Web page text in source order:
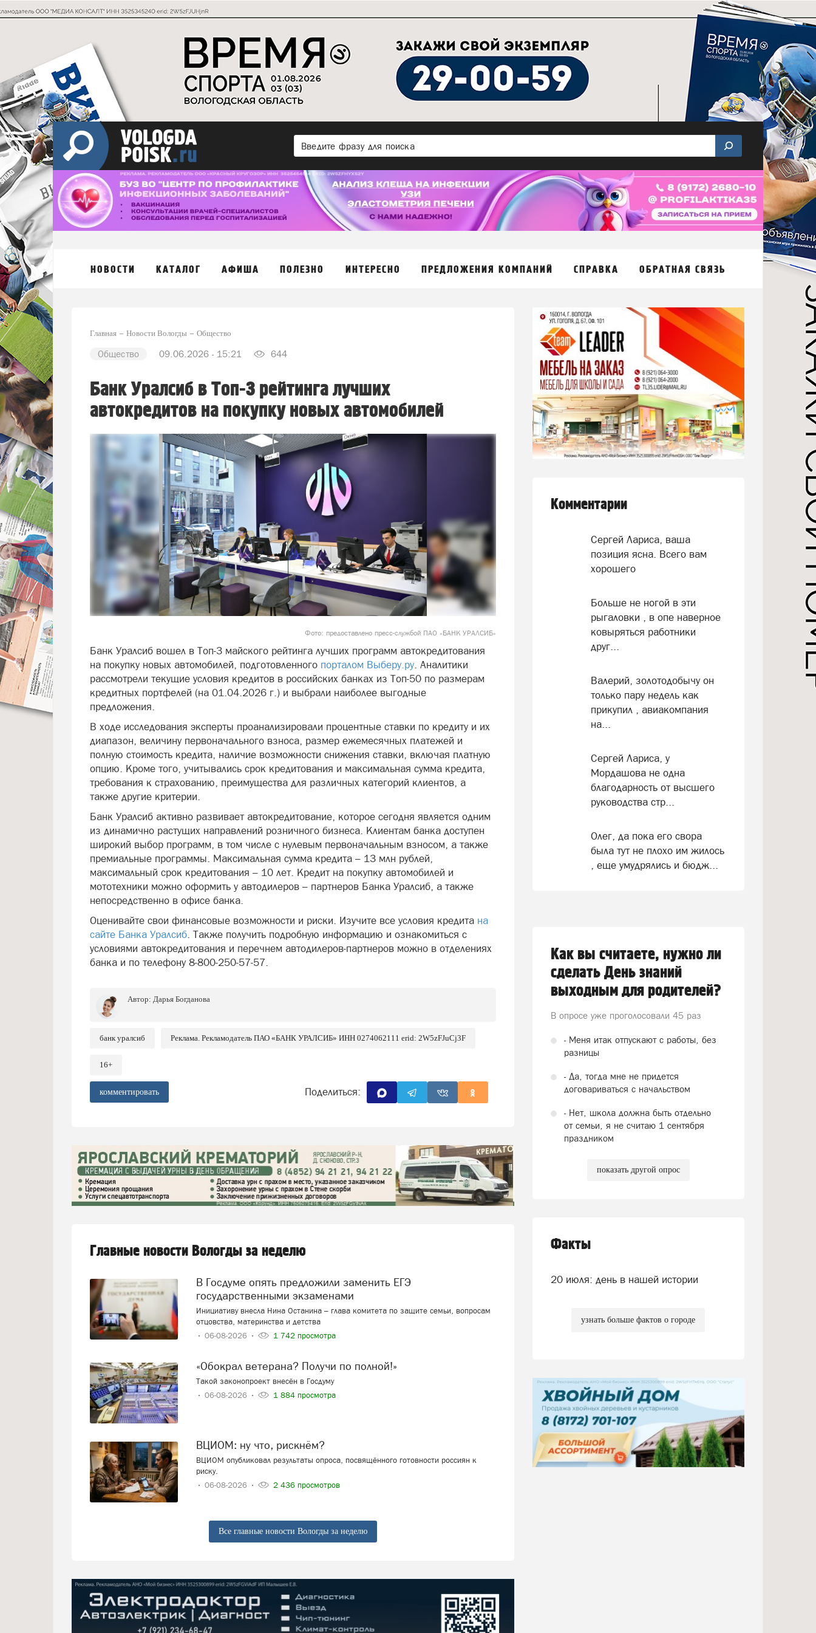
НОВОСТИ КАТАЛОГ АФИША ПОЛЕЗНО ИНТЕРЕСНО ПРЕДЛОЖЕНИЯ КОМПАНИЙ СПРАВКА ОБРАТНАЯ СВЯЗЬ
Главная Новости Вологды Общество
Общество 09.06.2026 - 15:21 644
Банк Уралсиб в Топ-3 рейтинга лучших
автокредитов на покупку новых автомобилей
Фото: предоставлено пресс-службой ПАО «БАНК УРАЛСИБ»
Банк Уралсиб вошел в Топ-3 майского рейтинга лучших программ автокредитования
на покупку новых автомобилей, подготовленного порталом Выберу.ру. Аналитики
рассмотрели текущие условия кредитов в российских банках из Топ-50 по размерам
кредитных портфелей (на 01.04.2026 г.) и выбрали наиболее выгодные
предложения.
В ходе исследования эксперты проанализировали процентные ставки по кредиту и их
диапазон, величину первоначального взноса, размер ежемесячных платежей и
полную стоимость кредита, наличие возможности снижения ставки, включая платную
опцию. Кроме того, учитывались срок кредитования и максимальная сумма кредита,
требования к страхованию, преимущества для различных категорий клиентов, а
также другие критерии.
Банк Уралсиб активно развивает автокредитование, которое сегодня является одним
из динамично растущих направлений розничного бизнеса. Клиентам банка доступен
широкий выбор программ, в том числе с нулевым первоначальным взносом, а также
премиальные программы. Максимальная сумма кредита – 13 млн рублей,
максимальный срок кредитования – 10 лет. Кредит на покупку автомобилей и
мототехники можно оформить у автодилеров – партнеров Банка Уралсиб, а также
непосредственно в офисе банка.
Оценивайте свои финансовые возможности и риски. Изучите все условия кредита на
сайте Банка Уралсиб. Также получить подробную информацию и ознакомиться с
условиями автокредитования и перечнем автодилеров-партнеров можно в отделениях
банка и по телефону 8-800-250-57-57.
Автор: Дарья Богданова
банк уралсиб Реклама. Рекламодатель ПАО «БАНК УРАЛСИБ» ИНН 0274062111 erid: 2W5zFJuCj3F
16+
комментировать Поделиться:
Главные новости Вологды за неделю
В Госдуме опять предложили заменить ЕГЭ
государственными экзаменами
Инициативу внесла Нина Останина – глава комитета по защите семьи, вопросам
отцовства, материнства и детства
06-08-2026
1 742 просмотра
«Обокрал ветерана? Получи по полной!»
Такой законопроект внесён в Госдуму
06-08-2026
1 884 просмотра
ВЦИОМ: ну что, рискнём?
ВЦИОМ опубликовал результаты опроса, посвящённого готовности россиян к
риску.
06-08-2026
2 436 просмотров
Все главные новости Вологды за неделю
Комментарии
Сергей Лариса, ваша
позиция ясна. Всего вам
хорошего
Больше не ногой в эти
рыгаловки , в опе наверное
ковыряться работники
друг...
Валерий, золотодобычу он
только пару недель как
прикупил , авиакомпания
на...
Сергей Лариса, у
Мордашова не одна
благодарность от высшего
руководства стр...
Олег, да пока его свора
была тут не плохо им жилось
, еще умудрялись и бюдж...
Как вы считаете, нужно ли
сделать День знаний
выходным для родителей?
В опросе уже проголосовали 45 раз
- Меня итак отпускают с работы, без
разницы
- Да, тогда мне не придется
договариваться с начальством
- Нет, школа должна быть отдельно
от семьи, я не считаю 1 сентября
праздником
показать другой опрос
Факты
20 июля: день в нашей истории
узнать больше фактов о городе